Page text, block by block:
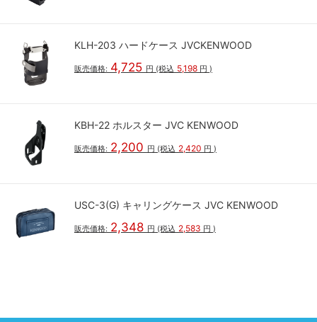
KLH-203 ハードケース JVCKENWOOD
販売価格: 4,725 円 (税込 5,198 円 )
KBH-22 ホルスター JVC KENWOOD
販売価格: 2,200 円 (税込 2,420 円 )
USC-3(G) キャリングケース JVC KENWOOD
販売価格: 2,348 円 (税込 2,583 円 )